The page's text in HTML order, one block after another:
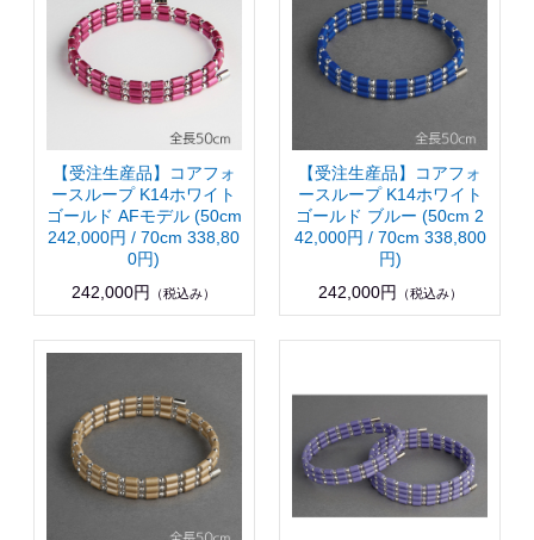
【受注生産品】コアフォ
ースループ K14ホワイト
ゴールド AFモデル (50cm
242,000円 / 70cm 338,80
0円)
242,000円
（税込み）
【受注生産品】コアフォ
ースループ K14ホワイト
ゴールド ブルー (50cm 2
42,000円 / 70cm 338,800
円)
242,000円
（税込み）